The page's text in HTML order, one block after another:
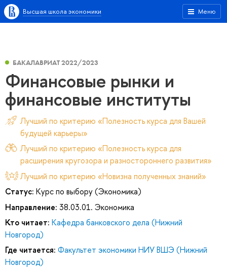
Меню
Высшая школа экономики
БАКАЛАВРИАТ 2022/2023
Финансовые рынки и
финансовые институты
Лучший по критерию «Полезность курса для Вашей
будущей карьеры»
Лучший по критерию «Полезность курса для
расширения кругозора и разностороннего развития»
Лучший по критерию «Новизна полученных знаний»
Статус: Курс по выбору (Экономика)
Направление: 38.03.01. Экономика
Кто читает: Кафедра банковского дела (Нижний
Новгород)
Где читается: Факультет экономики НИУ ВШЭ (Нижний
Новгород)